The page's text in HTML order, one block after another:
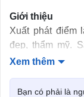
Giới thiệu
Xuất phát điểm
đẹp, thẩm mỹ.
ngừng,Công ty
khách hàng trên
Xem thêm
Bạn có phải là